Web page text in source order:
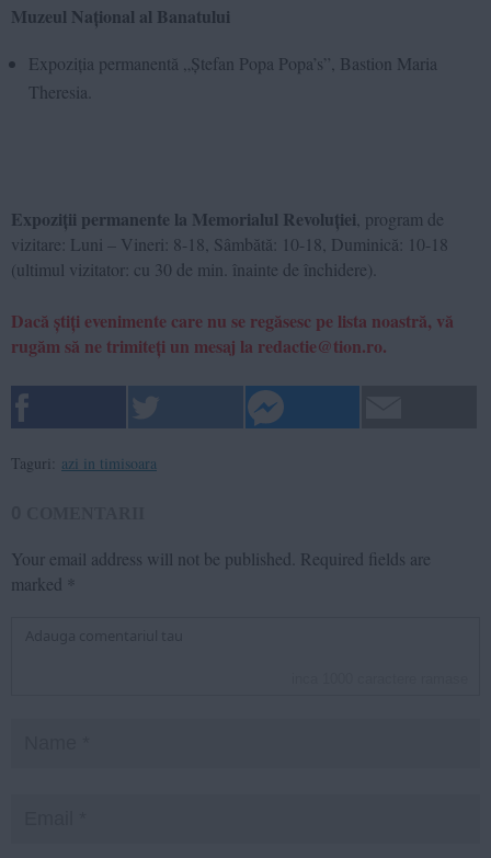
Muzeul Național al Banatului
Expoziția permanentă „Ștefan Popa Popa’s”, Bastion Maria
Theresia.
Expoziții permanente la Memorialul Revoluției , program de
vizitare: Luni – Vineri: 8-18, Sâmbătă: 10-18, Duminică: 10-18
(ultimul vizitator: cu 30 de min. înainte de închidere).
Dacă știți evenimente care nu se regăsesc pe lista noastră, vă
rugăm să ne trimiteți un mesaj la redactie@tion.ro.
Taguri: azi in timisoara
Your email address will not be published. Required fields are
marked *